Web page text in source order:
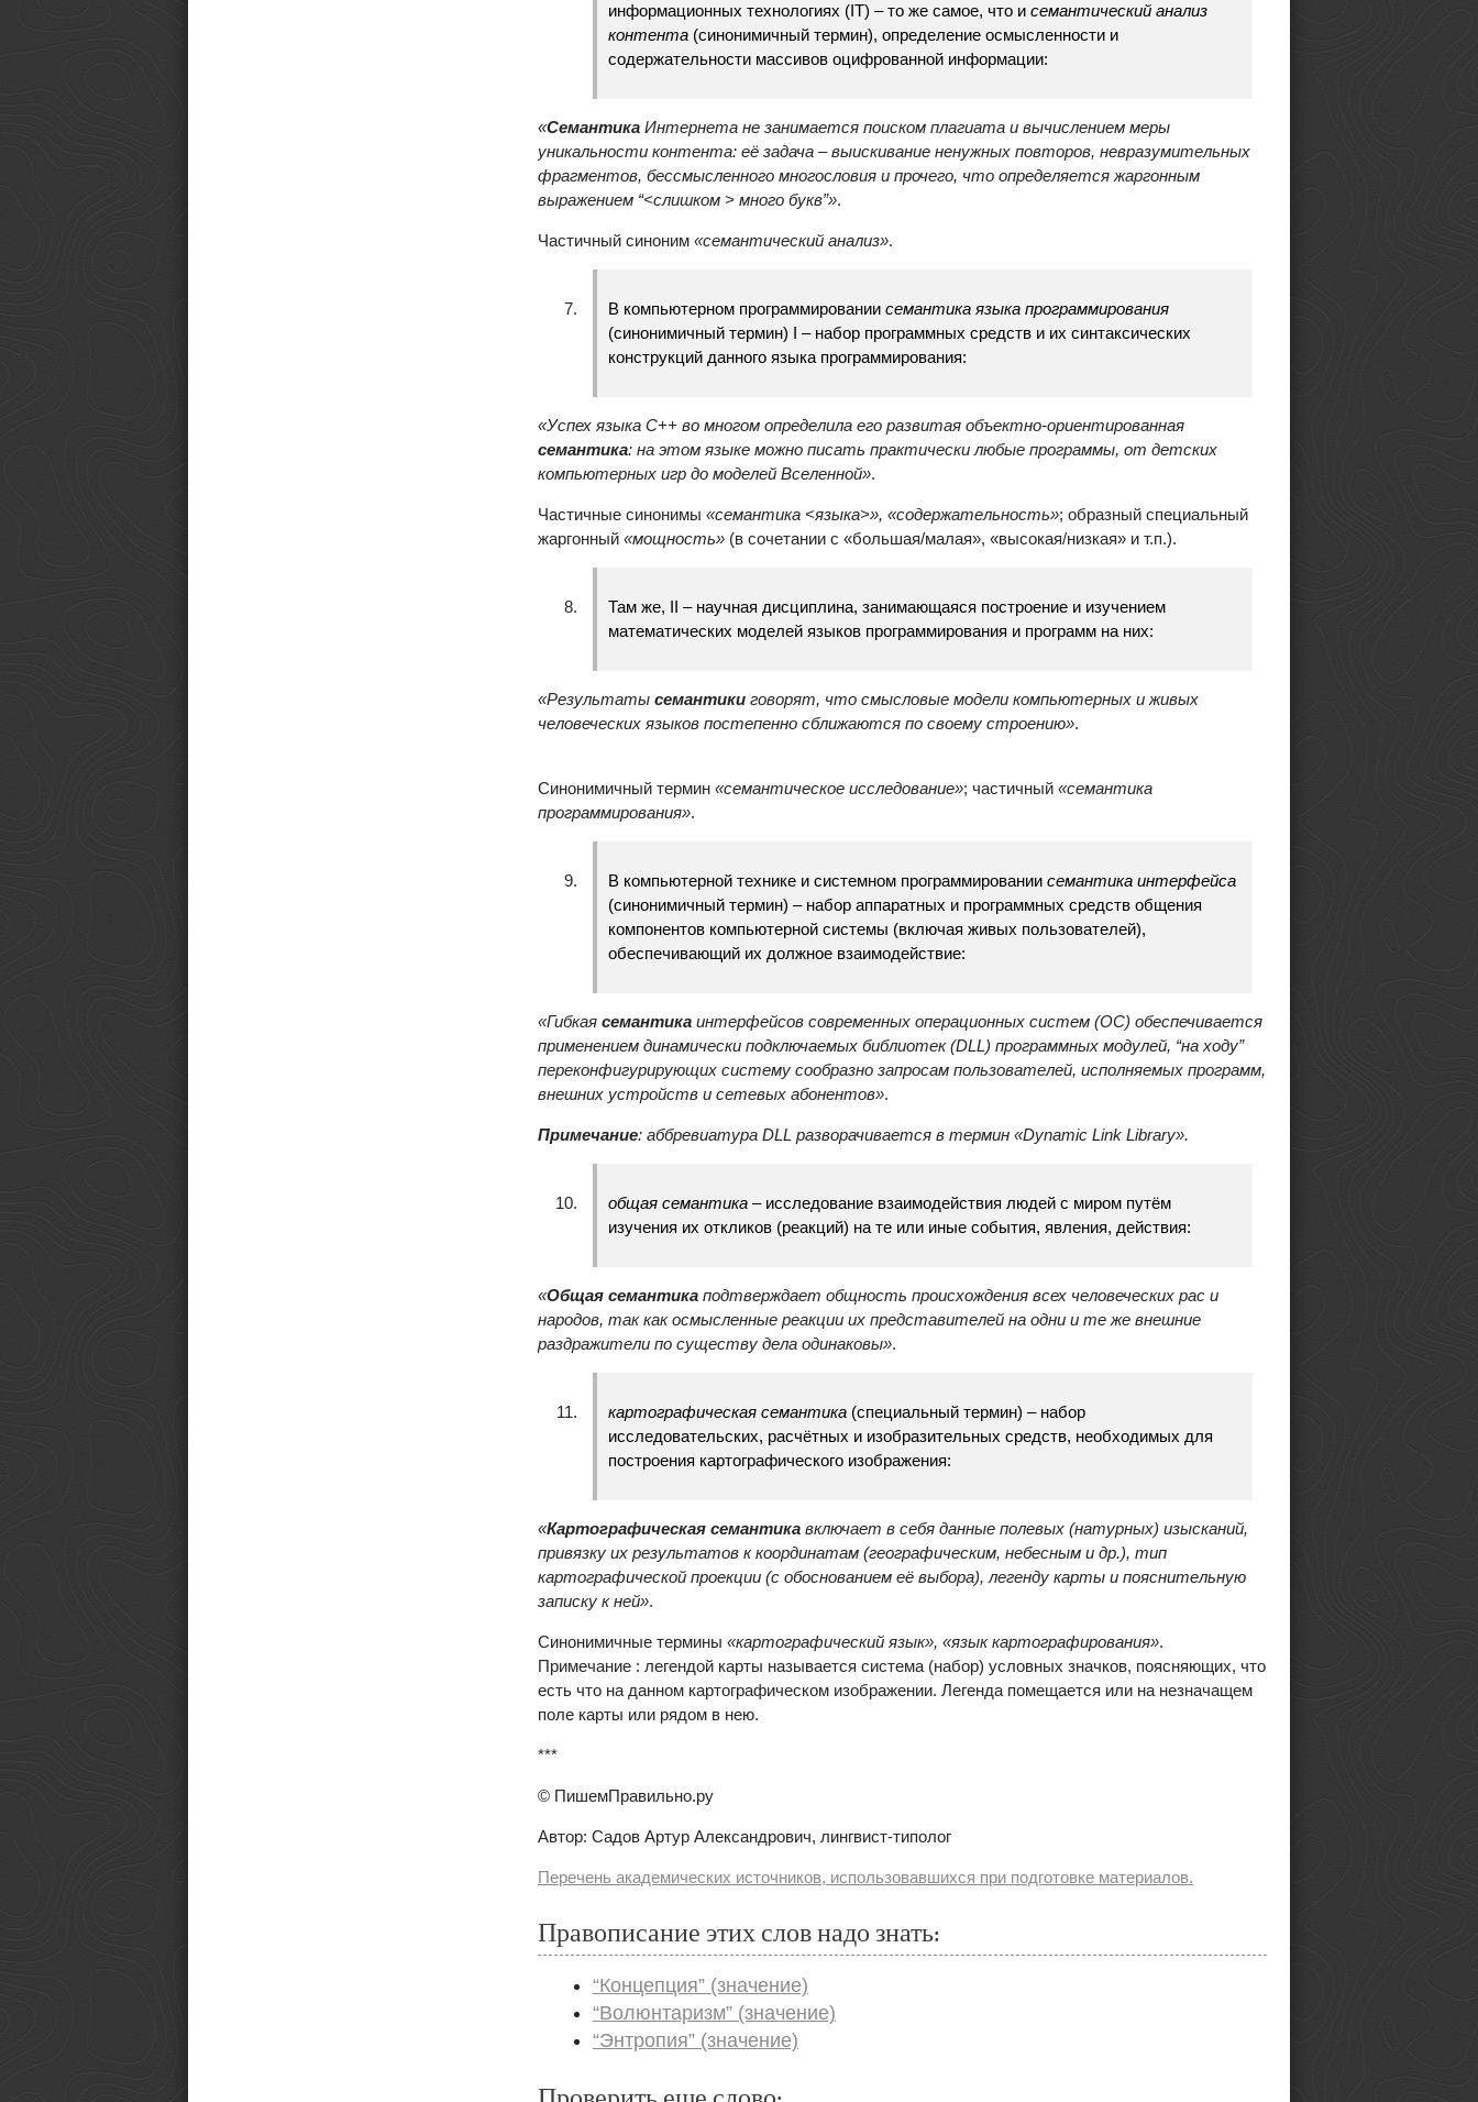
информационных технологиях (IT) – то же самое, что и семантический анализ
контента (синонимичный термин), определение осмысленности и
содержательности массивов оцифрованной информации:
«Семантика Интернета не занимается поиском плагиата и вычислением меры
уникальности контента: её задача – выискивание ненужных повторов, невразумительных
фрагментов, бессмысленного многословия и прочего, что определяется жаргонным
выражением “<слишком > много букв”».
Частичный синоним «семантический анализ».
В компьютерном программировании семантика языка программирования
(синонимичный термин) I – набор программных средств и их синтаксических
конструкций данного языка программирования:
«Успех языка C++ во многом определила его развитая объектно-ориентированная
семантика: на этом языке можно писать практически любые программы, от детских
компьютерных игр до моделей Вселенной».
Частичные синонимы «семантика <языка>», «содержательность»; образный специальный
жаргонный «мощность» (в сочетании с «большая/малая», «высокая/низкая» и т.п.).
Там же, II – научная дисциплина, занимающаяся построение и изучением
математических моделей языков программирования и программ на них:
«Результаты семантики говорят, что смысловые модели компьютерных и живых
человеческих языков постепенно сближаются по своему строению».
Синонимичный термин «семантическое исследование»; частичный «семантика
программирования».
В компьютерной технике и системном программировании семантика интерфейса
(синонимичный термин) – набор аппаратных и программных средств общения
компонентов компьютерной системы (включая живых пользователей),
обеспечивающий их должное взаимодействие:
«Гибкая семантика интерфейсов современных операционных систем (ОС) обеспечивается
применением динамически подключаемых библиотек (DLL) программных модулей, “на ходу”
переконфигурирующих систему сообразно запросам пользователей, исполняемых программ,
внешних устройств и сетевых абонентов».
Примечание: аббревиатура DLL разворачивается в термин «Dynamic Link Library».
общая семантика – исследование взаимодействия людей с миром путём
изучения их откликов (реакций) на те или иные события, явления, действия:
«Общая семантика подтверждает общность происхождения всех человеческих рас и
народов, так как осмысленные реакции их представителей на одни и те же внешние
раздражители по существу дела одинаковы».
картографическая семантика (специальный термин) – набор
исследовательских, расчётных и изобразительных средств, необходимых для
построения картографического изображения:
«Картографическая семантика включает в себя данные полевых (натурных) изысканий,
привязку их результатов к координатам (географическим, небесным и др.), тип
картографической проекции (с обоснованием её выбора), легенду карты и пояснительную
записку к ней».
Синонимичные термины «картографический язык», «язык картографирования».
Примечание : легендой карты называется система (набор) условных значков, поясняющих, что
есть что на данном картографическом изображении. Легенда помещается или на незначащем
поле карты или рядом в нею.
***
© ПишемПравильно.ру
Автор: Садов Артур Александрович, лингвист-типолог
Перечень академических источников, использовавшихся при подготовке материалов.
Правописание этих слов надо знать:
“Концепция” (значение)
“Волюнтаризм” (значение)
“Энтропия” (значение)